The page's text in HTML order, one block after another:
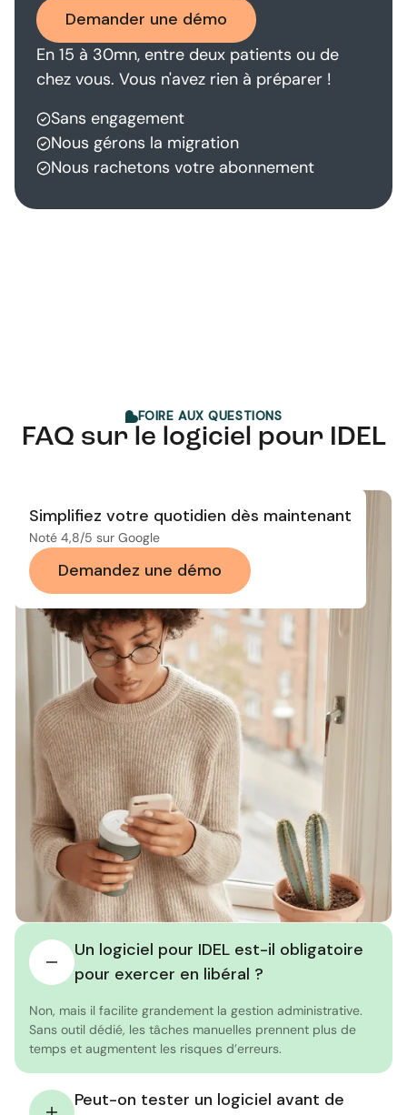
Demander une démo
En 15 à 30mn, entre deux patients ou de
chez vous. Vous n'avez rien à préparer !
Sans engagement
Nous gérons la migration
Nous rachetons votre abonnement
FOIRE AUX QUESTIONS
FAQ sur le logiciel pour IDEL
Simplifiez votre quotidien dès maintenant
Noté 4,8/5 sur Google
Demandez une démo
Un logiciel pour IDEL est-il obligatoire
pour exercer en libéral ?
Non, mais il facilite grandement la gestion administrative.
Sans outil dédié, les tâches manuelles prennent plus de
temps et augmentent les risques d’erreurs.
Peut-on tester un logiciel avant de